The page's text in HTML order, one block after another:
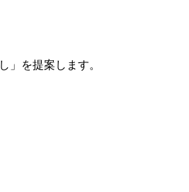
」を提案します。